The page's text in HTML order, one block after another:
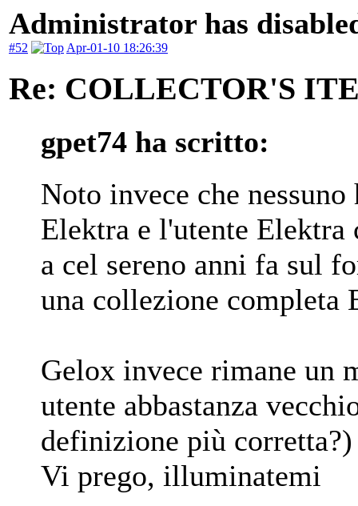
Administrator has
#52 Apr-01-10 18:26:39
Re: COLLECTOR'S
gpet74 ha scritto:
Noto invece che
Elektra e l'utente Elektra
a cel sereno anni fa sul
una collezione completa
Gelox invece rimane un
utente abbastanza
definizione più
Vi prego, illuminatemi